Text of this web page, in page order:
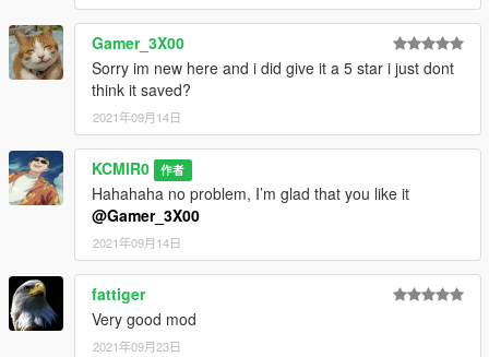
Gamer_3X00
Sorry im new here and i did give it a 5 star i just dont
think it saved?
2021年09月14日
KCMIR0 作者
Hahahaha no problem, I’m glad that you like it
@Gamer_3X00
2021年09月14日
fattiger
Very good mod
2021年09月23日